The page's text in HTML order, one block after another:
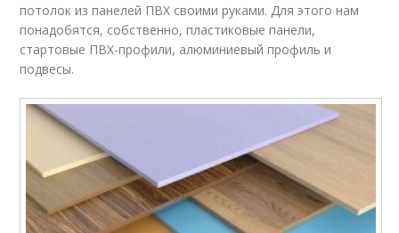
потолок из панелей ПВХ своими руками. Для этого нам
понадобятся, собственно, пластиковые панели,
стартовые ПВХ-профили, алюминиевый профиль и
подвесы.